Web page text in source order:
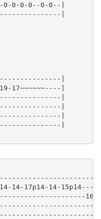
0-0-0--0-0--|
|
|
|
|
|
|
|
14-17p14-14-
16----